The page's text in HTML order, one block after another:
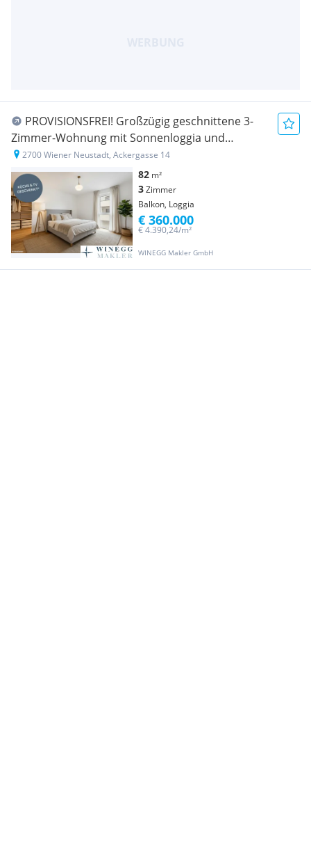
PROVISIONSFREI! Großzügig geschnittene 3-
Zimmer-Wohnung mit Sonnenloggia und
Schrankraum
2700 Wiener Neustadt, Ackergasse 14
82 m²
3Zimmer
Balkon, Loggia
WINEGG Makler GmbH
€ 4.390,24/m²
€ 360.000